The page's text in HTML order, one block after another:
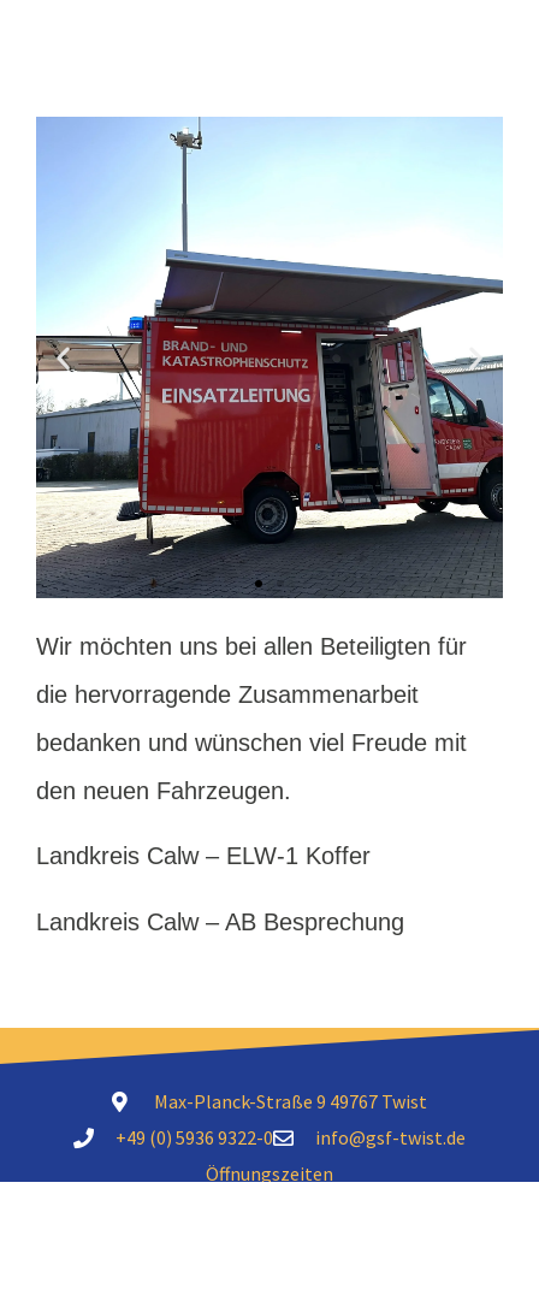
Wir möchten uns bei allen Beteiligten für
die hervorragende Zusammenarbeit
bedanken und wünschen viel Freude mit
den neuen Fahrzeugen.
Landkreis Calw – ELW-1 Koffer
Landkreis Calw – AB Besprechung
Max-Planck-Straße 9 49767 Twist
+49 (0) 5936 9322-0
info@gsf-twist.de
Öffnungszeiten